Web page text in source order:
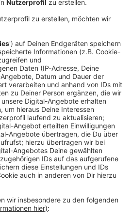
Gruppe von Feiernden gegen
von Remagen zur Kreuzung
– wohl auf dem
in Remagen. An der
Polizei die Straße überqueren.
Auto und verletzte ihn laut
in die Bonner Uniklinik. Die
mussten den Unfall mit
kümmerten sich um sie. Ein
Team ermittelt jetzt die